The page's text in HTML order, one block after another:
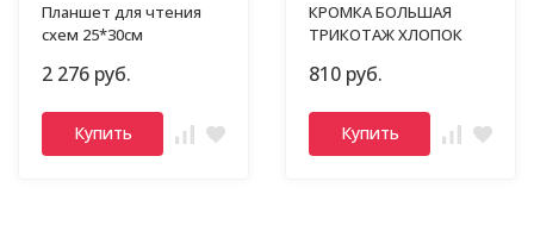
Планшет для чтения
схем 25*30см
2 276 руб.
Купить
КРОМКА БОЛЬШАЯ
ТРИКОТАЖ ХЛОПОК
810 руб.
Купить